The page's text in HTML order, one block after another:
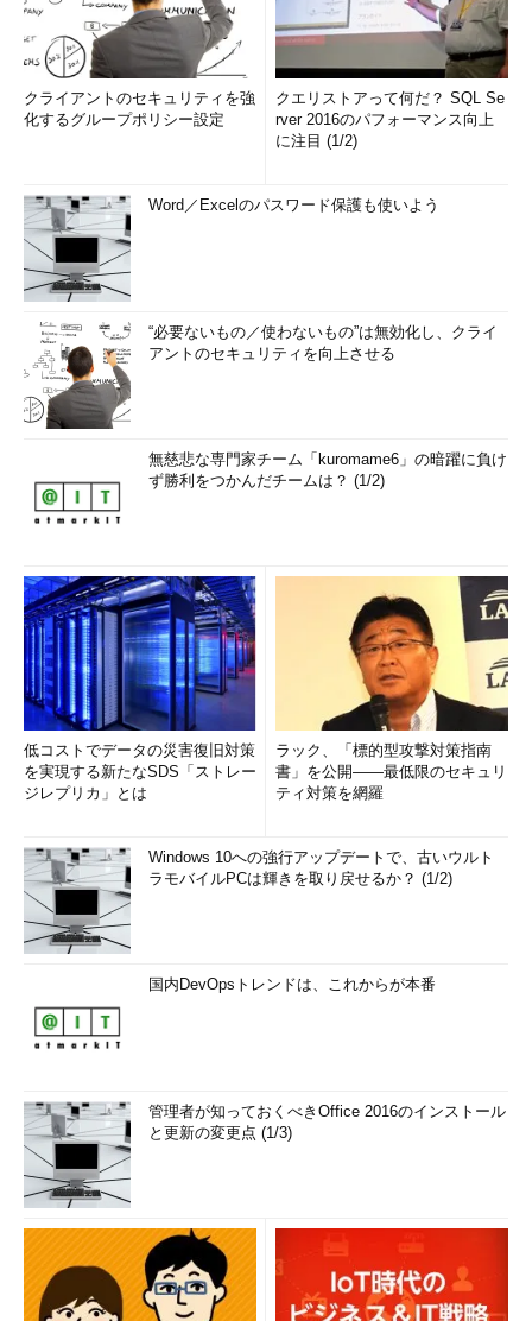
クライアントのセキュリティを強
化するグループポリシー設定
クエリストアって何だ？ SQL Se
rver 2016のパフォーマンス向上
に注目 (1/2)
Word／Excelのパスワード保護も使いよう
“必要ないもの／使わないもの”は無効化し、クライ
アントのセキュリティを向上させる
無慈悲な専門家チーム「kuromame6」の暗躍に負け
ず勝利をつかんだチームは？ (1/2)
低コストでデータの災害復旧対策
を実現する新たなSDS「ストレー
ジレプリカ」とは
ラック、「標的型攻撃対策指南
書」を公開――最低限のセキュリ
ティ対策を網羅
Windows 10への強行アップデートで、古いウルト
ラモバイルPCは輝きを取り戻せるか？ (1/2)
国内DevOpsトレンドは、これからが本番
管理者が知っておくべきOffice 2016のインストール
と更新の変更点 (1/3)